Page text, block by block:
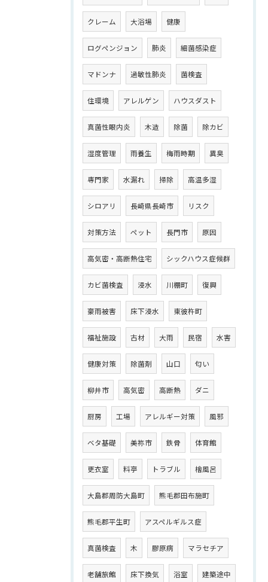
クレーム 大浴場 健康
ログペンジョン 肺炎 細菌感染症
マドンナ 過敏性肺炎 菌検査
住環境 アレルゲン ハウスダスト
真菌性眼内炎 木造 除菌 除カビ
湿度管理 雨養生 梅雨時期 異臭
専門家 水漏れ 掃除 高温多湿
シロアリ 長崎県長崎市 リスク
対策方法 ペット 長門市 原因
高気密・高断熱住宅 シックハウス症候群
カビ菌検査 浸水 川棚町 復興
豪雨被害 床下浸水 東彼杵町
福祉施設 古材 大雨 民宿 水害
健康対策 除菌剤 山口 匂い
柳井市 高気密 高断熱 ダニ
厨房 工場 アレルギー対策 風邪
ベタ基礎 美祢市 鉄骨 体育館
更衣室 料亭 トラブル 檜風呂
大島郡周防大島町 熊毛郡田布施町
熊毛郡平生町 アスペルギルス症
真菌検査 木 膠原病 マラセチア
老舗旅館 床下換気 浴室 建築途中